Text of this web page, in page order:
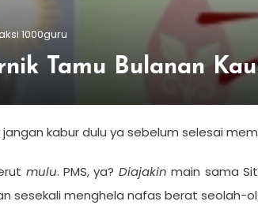
1000guru
Tamu Bulanan
kabur dulu ya sebelum selesai
mulu. PMS, ya? Diajakin main sama
sesekali menghela nafas berat seolah-